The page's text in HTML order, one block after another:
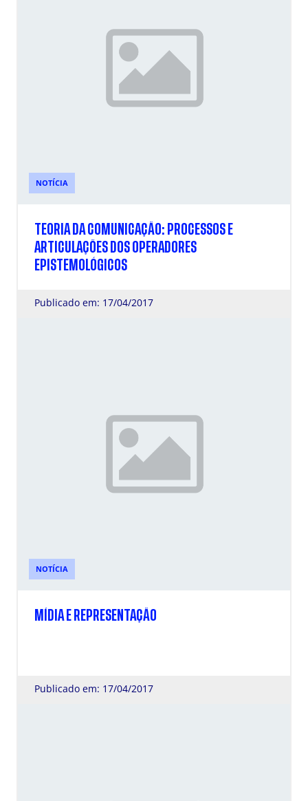
NOTÍCIA
TEORIA DA COMUNICAÇÃO: PROCESSOS E
ARTICULAÇÕES DOS OPERADORES
EPISTEMOLÓGICOS
Publicado em: 17/04/2017
NOTÍCIA
MÍDIA E REPRESENTAÇÃO
Publicado em: 17/04/2017